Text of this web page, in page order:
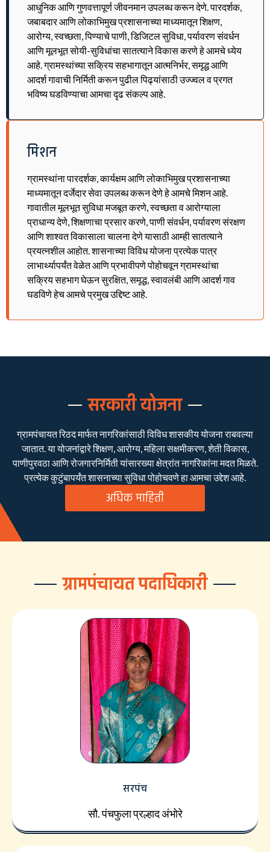
आधुनिक आणि गुणवत्तापूर्ण जीवनमान उपलब्ध करून देणे. पारदर्शक,
जबाबदार आणि लोकाभिमुख प्रशासनाच्या माध्यमातून शिक्षण,
आरोग्य, स्वच्छता, पिण्याचे पाणी, डिजिटल सुविधा, पर्यावरण संवर्धन
आणि मूलभूत सोयी-सुविधांचा सातत्याने विकास करणे हे आमचे ध्येय
आहे. ग्रामस्थांच्या सक्रिय सहभागातून आत्मनिर्भर, समृद्ध आणि
आदर्श गावाची निर्मिती करून पुढील पिढ्यांसाठी उज्ज्वल व प्रगत
भविष्य घडविण्याचा आमचा दृढ संकल्प आहे.
मिशन
ग्रामस्थांना पारदर्शक, कार्यक्षम आणि लोकाभिमुख प्रशासनाच्या
माध्यमातून दर्जेदार सेवा उपलब्ध करून देणे हे आमचे मिशन आहे.
गावातील मूलभूत सुविधा मजबूत करणे, स्वच्छता व आरोग्याला
प्राधान्य देणे, शिक्षणाचा प्रसार करणे, पाणी संवर्धन, पर्यावरण संरक्षण
आणि शाश्वत विकासाला चालना देणे यासाठी आम्ही सातत्याने
प्रयत्नशील आहोत. शासनाच्या विविध योजना प्रत्येक पात्र
लाभार्थ्यापर्यंत वेळेत आणि प्रभावीपणे पोहोचवून ग्रामस्थांचा
सक्रिय सहभाग घेऊन सुरक्षित, समृद्ध, स्वावलंबी आणि आदर्श गाव
घडविणे हेच आमचे प्रमुख उद्दिष्ट आहे.
सरकारी योजना
ग्रामपंचायत रिठद मार्फत नागरिकांसाठी विविध शासकीय योजना राबवल्या
जातात. या योजनांद्वारे शिक्षण, आरोग्य, महिला सक्षमीकरण, शेती विकास,
पाणीपुरवठा आणि रोजगारनिर्मिती यांसारख्या क्षेत्रांत नागरिकांना मदत मिळते.
प्रत्येक कुटुंबापर्यंत शासनाच्या सुविधा पोहोचवणे हा आमचा उद्देश आहे.
अधिक माहिती
ग्रामपंचायत पदाधिकारी
सरपंच
सौ. पंचफुला प्रल्हाद अंभोरे